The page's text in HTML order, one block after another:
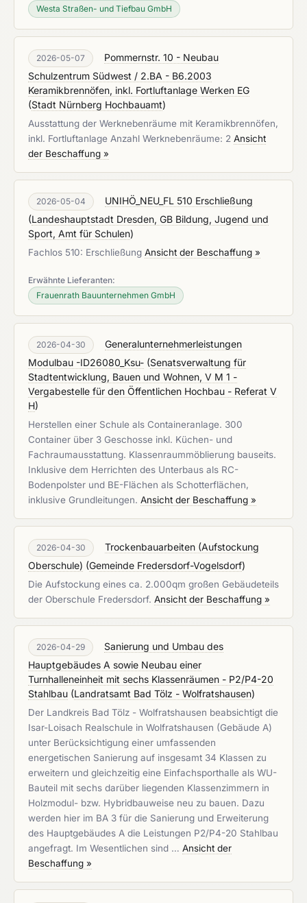
Westa Straßen- und Tiefbau GmbH
2026-05-07
Pommernstr. 10 - Neubau
Schulzentrum Südwest / 2.BA - B6.2003
Keramikbrennöfen, inkl. Fortluftanlage Werken EG
(Stadt Nürnberg Hochbauamt)
Ausstattung der Werknebenräume mit Keramikbrennöfen,
inkl. Fortluftanlage Anzahl Werknebenräume: 2 Ansicht
der Beschaffung »
2026-05-04
UNIHÖ_NEU_FL 510 Erschließung
(Landeshauptstadt Dresden, GB Bildung, Jugend und
Sport, Amt für Schulen)
Fachlos 510: Erschließung Ansicht der Beschaffung »
Erwähnte Lieferanten:
Frauenrath Bauunternehmen GmbH
2026-04-30
Generalunternehmerleistungen
Modulbau -ID26080_Ksu- (Senatsverwaltung für
Stadtentwicklung, Bauen und Wohnen, V M 1 -
Vergabestelle für den Öffentlichen Hochbau - Referat V
H)
Herstellen einer Schule als Containeranlage. 300
Container über 3 Geschosse inkl. Küchen- und
Fachraumausstattung. Klassenraummöblierung bauseits.
Inklusive dem Herrichten des Unterbaus als RC-
Bodenpolster und BE-Flächen als Schotterflächen,
inklusive Grundleitungen. Ansicht der Beschaffung »
2026-04-30
Trockenbauarbeiten (Aufstockung
Oberschule) (Gemeinde Fredersdorf-Vogelsdorf)
Die Aufstockung eines ca. 2.000qm großen Gebäudeteils
der Oberschule Fredersdorf. Ansicht der Beschaffung »
2026-04-29
Sanierung und Umbau des
Hauptgebäudes A sowie Neubau einer
Turnhalleneinheit mit sechs Klassenräumen - P2/P4-20
Stahlbau (Landratsamt Bad Tölz - Wolfratshausen)
Der Landkreis Bad Tölz - Wolfratshausen beabsichtigt die
Isar-Loisach Realschule in Wolfratshausen (Gebäude A)
unter Berücksichtigung einer umfassenden
energetischen Sanierung auf insgesamt 34 Klassen zu
erweitern und gleichzeitig eine Einfachsporthalle als WU-
Bauteil mit sechs darüber liegenden Klassenzimmern in
Holzmodul- bzw. Hybridbauweise neu zu bauen. Dazu
werden hier im BA 3 für die Sanierung und Erweiterung
des Hauptgebäudes A die Leistungen P2/P4-20 Stahlbau
angefragt. Im Wesentlichen sind … Ansicht der
Beschaffung »